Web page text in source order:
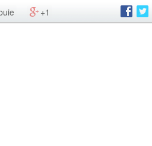
+1